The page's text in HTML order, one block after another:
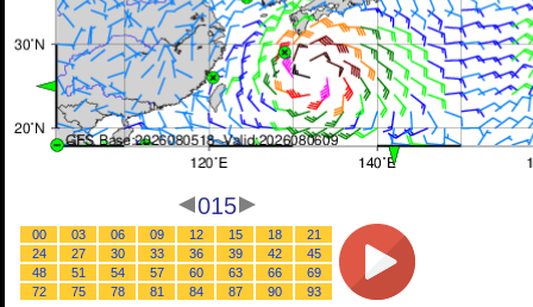
015
00 03 06 09 12 15 18
21
24
27 30 33 36 39 42
45
48
51 54 57 60 63 66
69
72
75 78 81 84 87 90 93